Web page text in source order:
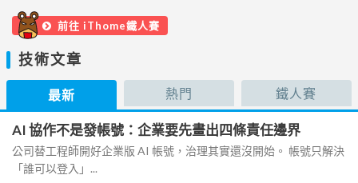
前往 iThome鐵人賽
技術文章
最新 熱門 鐵人賽
AI 協作不是發帳號：企業要先畫出四條責任邊界
公司替工程師開好企業版 AI 帳號，治理其實還沒開始。 帳號只解決
「誰可以登入」...